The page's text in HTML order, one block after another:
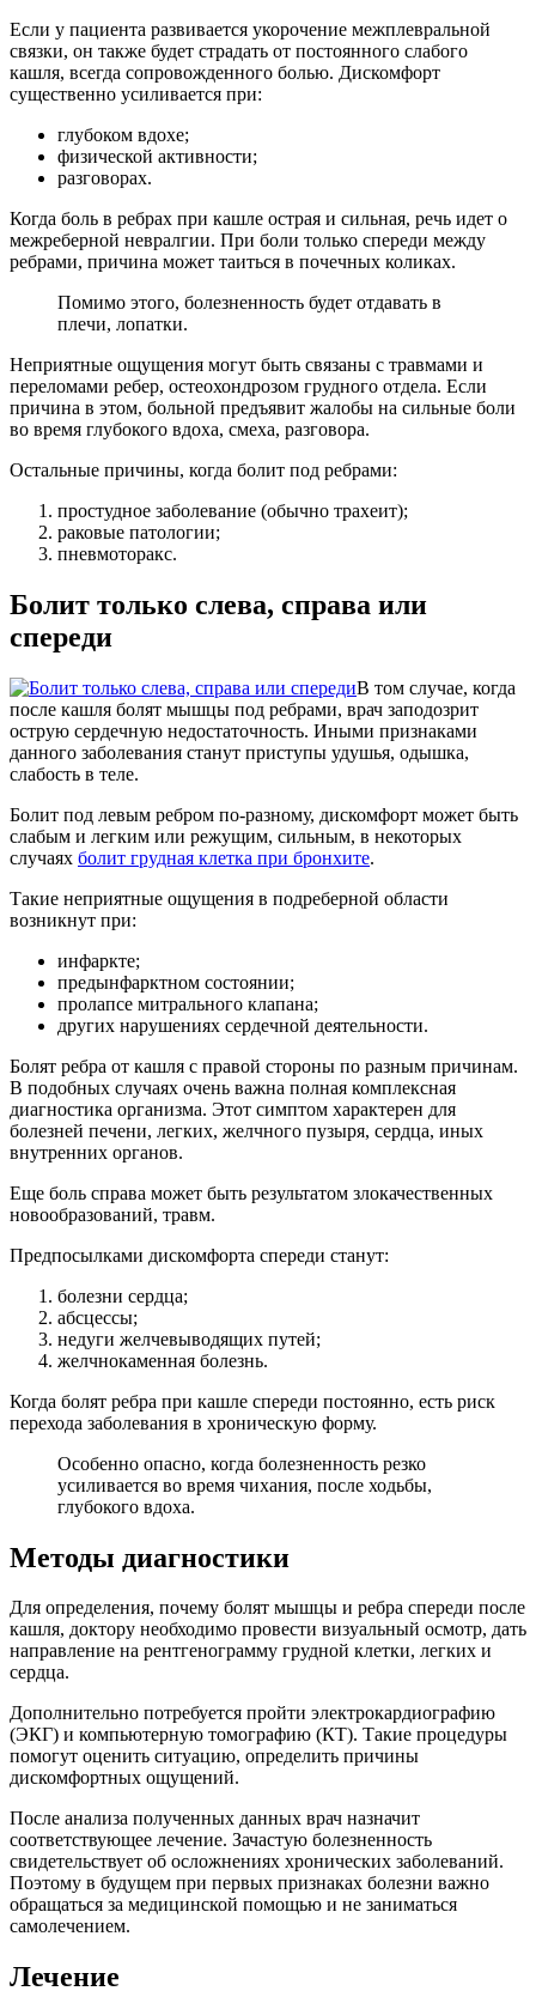
Если у пациента развивается укорочение межплевральной
связки, он также будет страдать от постоянного слабого
кашля, всегда сопровожденного болью. Дискомфорт
существенно усиливается при:
глубоком вдохе;
физической активности;
разговорах.
Когда боль в ребрах при кашле острая и сильная, речь идет о
межреберной невралгии. При боли только спереди между
ребрами, причина может таиться в почечных коликах.
Помимо этого, болезненность будет отдавать в
плечи, лопатки.
Неприятные ощущения могут быть связаны с травмами и
переломами ребер, остеохондрозом грудного отдела. Если
причина в этом, больной предъявит жалобы на сильные боли
во время глубокого вдоха, смеха, разговора.
Остальные причины, когда болит под ребрами:
простудное заболевание (обычно трахеит);
раковые патологии;
пневмоторакс.
Болит только слева, справа или
спереди
В том случае, когда
после кашля болят мышцы под ребрами, врач заподозрит
острую сердечную недостаточность. Иными признаками
данного заболевания станут приступы удушья, одышка,
слабость в теле.
Болит под левым ребром по-разному, дискомфорт может быть
слабым и легким или режущим, сильным, в некоторых
случаях болит грудная клетка при бронхите.
Такие неприятные ощущения в подреберной области
возникнут при:
инфаркте;
предынфарктном состоянии;
пролапсе митрального клапана;
других нарушениях сердечной деятельности.
Болят ребра от кашля с правой стороны по разным причинам.
В подобных случаях очень важна полная комплексная
диагностика организма. Этот симптом характерен для
болезней печени, легких, желчного пузыря, сердца, иных
внутренних органов.
Еще боль справа может быть результатом злокачественных
новообразований, травм.
Предпосылками дискомфорта спереди станут:
болезни сердца;
абсцессы;
недуги желчевыводящих путей;
желчнокаменная болезнь.
Когда болят ребра при кашле спереди постоянно, есть риск
перехода заболевания в хроническую форму.
Особенно опасно, когда болезненность резко
усиливается во время чихания, после ходьбы,
глубокого вдоха.
Методы диагностики
Для определения, почему болят мышцы и ребра спереди после
кашля, доктору необходимо провести визуальный осмотр, дать
направление на рентгенограмму грудной клетки, легких и
сердца.
Дополнительно потребуется пройти электрокардиографию
(ЭКГ) и компьютерную томографию (КТ). Такие процедуры
помогут оценить ситуацию, определить причины
дискомфортных ощущений.
После анализа полученных данных врач назначит
соответствующее лечение. Зачастую болезненность
свидетельствует об осложнениях хронических заболеваний.
Поэтому в будущем при первых признаках болезни важно
обращаться за медицинской помощью и не заниматься
самолечением.
Лечение